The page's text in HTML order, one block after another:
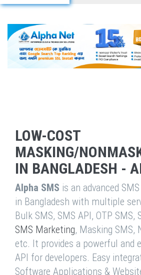
LOW-COST
MASKING/
IN BANGLADESH -
Alpha SMS is an advanced
in Bangladesh with multiple
Bulk SMS, SMS API, OTP SMS,
SMS Marketing, Masking SMS,
etc. It provides a powerful and
API for developers. Easy
Software Applications &